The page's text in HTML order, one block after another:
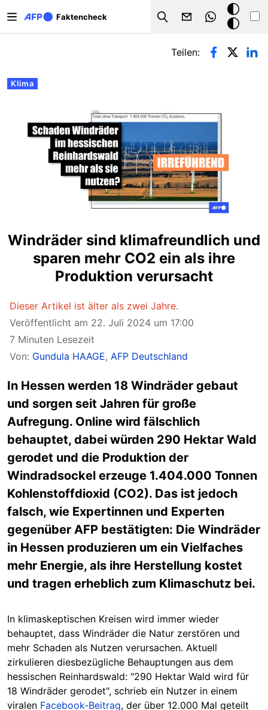
Faktencheck
Search
Dark
Mode
Primäre Reiter
Klima
Teilen:
Windräder sind klimafreundlich und
sparen mehr CO2 ein als ihre
Produktion verursacht
Dieser Artikel ist älter als zwei Jahre.
Veröffentlicht am 22. Juli 2024 um 17:00
7 Minuten Lesezeit
Von: Gundula HAAGE, AFP Deutschland
In Hessen werden 18 Windräder gebaut
und sorgen seit Jahren für große
Aufregung. Online wird fälschlich
behauptet, dabei würden 290 Hektar Wald
gerodet und die Produktion der
Windradsockel erzeuge 1.404.000 Tonnen
Kohlenstoffdioxid (CO2). Das ist jedoch
falsch, wie Expertinnen und Experten
gegenüber AFP bestätigten: Die Windräder
in Hessen produzieren um ein Vielfaches
mehr Energie, als ihre Herstellung kostet
und tragen erheblich zum Klimaschutz bei.
In klimaskeptischen Kreisen wird immer wieder
behauptet, dass Windräder die Natur zerstören und
mehr Schaden als Nutzen verursachen. Aktuell
zirkulieren diesbezügliche Behauptungen aus dem
hessischen Reinhardswald: "290 Hektar Wald wird für
18 Windräder gerodet", schrieb ein Nutzer in einem
viralen Facebook-Beitrag, der über 12.000 Mal geteilt